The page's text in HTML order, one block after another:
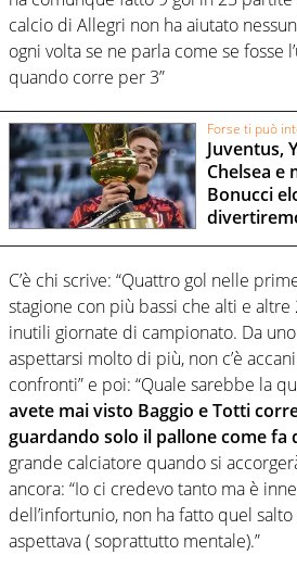
calcio di Allegri non ha aiutato
ogni volta se ne parla come se fosse
quando corre per 3”
Forse ti può
Juventus,
Chelsea e
Bonucci
C’è chi scrive: “Quattro gol nelle
stagione con più bassi che alti e
inutili giornate di campionato. Da
aspettarsi molto di più, non c’è
confronti” e poi: “Quale sarebbe la
avete mai visto Baggio e Totti
guardando solo il pallone come fa
grande calciatore quando si
ancora: “Io ci credevo tanto ma è
dell’infortunio, non ha fatto quel
aspettava ( soprattutto mentale).”